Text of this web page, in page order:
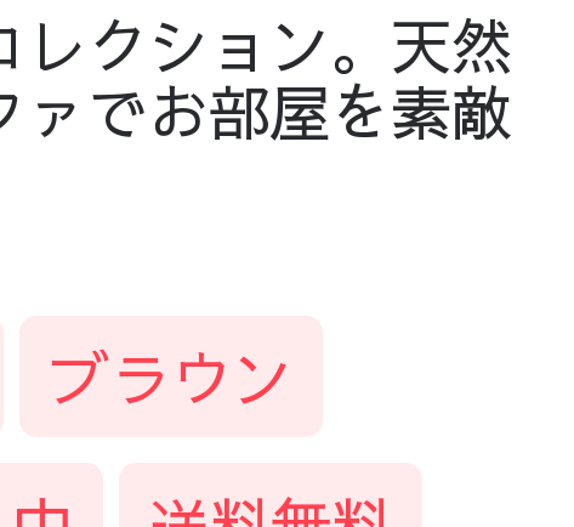
クション。天然
でお部屋を素敵
ブラウン